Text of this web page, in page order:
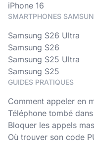
iPhone 16
SMARTPHONES
Samsung S26 Ultra
Samsung S26
Samsung S25 Ultra
Samsung S25
GUIDES PRATIQUES
Comment appeler en
Téléphone tombé
Bloquer les appels
Où trouver son code